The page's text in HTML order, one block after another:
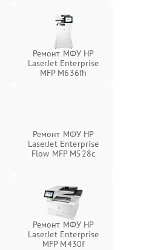
Ремонт МФУ HP
LaserJet Enterprise
MFP M636fh
Ремонт МФУ HP
LaserJet Enterprise
Flow MFP M528c
Ремонт МФУ HP
LaserJet Enterprise
MFP M430f